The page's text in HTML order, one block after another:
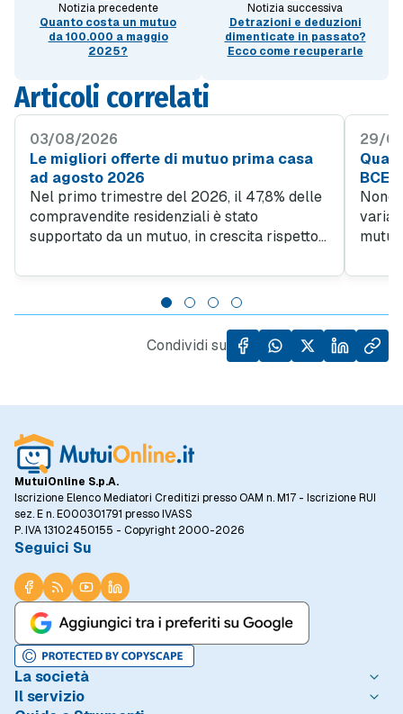
Notizia precedente
Quanto costa un mutuo
da 100.000 a maggio
2025?
Notizia successiva
Detrazioni e deduzioni
dimenticate in passato?
Ecco come recuperarle
Articoli correlati
03/08/2026
Le migliori offerte di mutuo prima casa
ad agosto 2026
Nel primo trimestre del 2026, il 47,8% delle
compravendite residenziali è stato
supportato da un mutuo, in crescita rispetto
trend evidenzia quanto sia importante
l'accesso al credito per facilitare l'acquisto
di case, specialmente in un contesto in cui il
prezzo al metro quadro degli immobili ha
registrato un incremento del 5,5% rispetto
29/
BCE?
Condividi su
MutuiOnline S.p.A.
Iscrizione Elenco Mediatori Creditizi presso OAM n. M17 - Iscrizione RUI
sez. E n. E000301791 presso IVASS
P. IVA 13102450155 - Copyright 2000-2026
Seguici Su
La società
Chi è MutuiOnline.it
Il servizio